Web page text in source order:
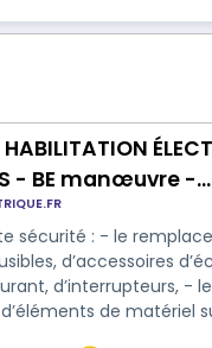
- BE manœuvre -
sécurité : - le
d’accessoires
d’interrupteurs, - le
de matériel